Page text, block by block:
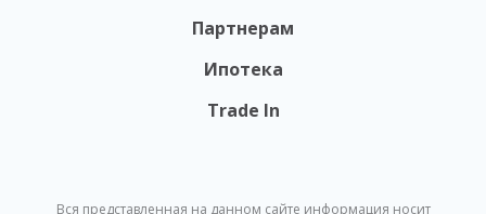
Партнерам
Ипотека
Trade In
Вся представленная на данном сайте информация носит